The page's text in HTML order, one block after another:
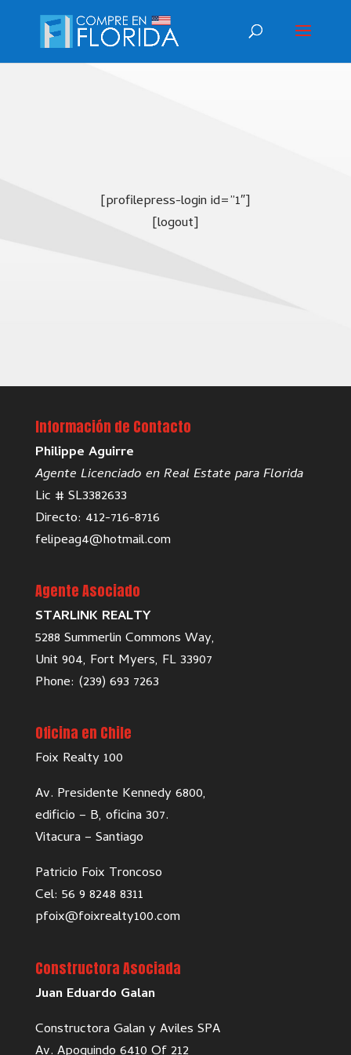
[profilepress-login id=”1″]
[logout]
Información de Contacto
Philippe Aguirre
Agente Licenciado en Real Estate para Florida
Lic # SL3382633
Directo: 412-716-8716
felipeag4@hotmail.com
Agente Asociado
STARLINK REALTY
5288 Summerlin Commons Way,
Unit 904, Fort Myers, FL 33907
Phone: (239) 693 7263
Oficina en Chile
Foix Realty 100
Av. Presidente Kennedy 6800,
edificio – B, oficina 307.
Vitacura – Santiago
Patricio Foix Troncoso
Cel: 56 9 8248 8311
pfoix@foixrealty100.com
Constructora Asociada
Juan Eduardo Galan
Constructora Galan y Aviles SPA